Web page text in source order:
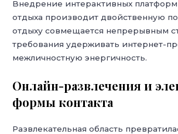
Внедрение интерактивных
отдыха производит двойственную
отдыху совмещается непрерывным
требования удерживать интернет-
межличностную энергичность.
Онлайн-развлечения и
формы контакта
Развлекательная область